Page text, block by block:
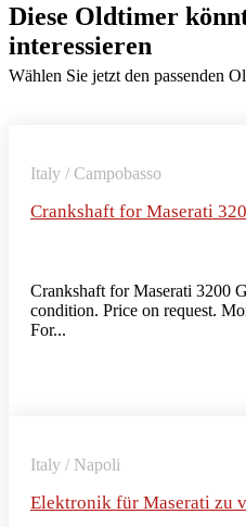
Diese Oldtimer
interessieren
Wählen Sie jetzt den passenden
Italy / Campobasso
Crankshaft for Maserati
Crankshaft for Maserati 3200
condition. Price on request.
For...
Italy / Napoli
Elektronik für Maserati zu